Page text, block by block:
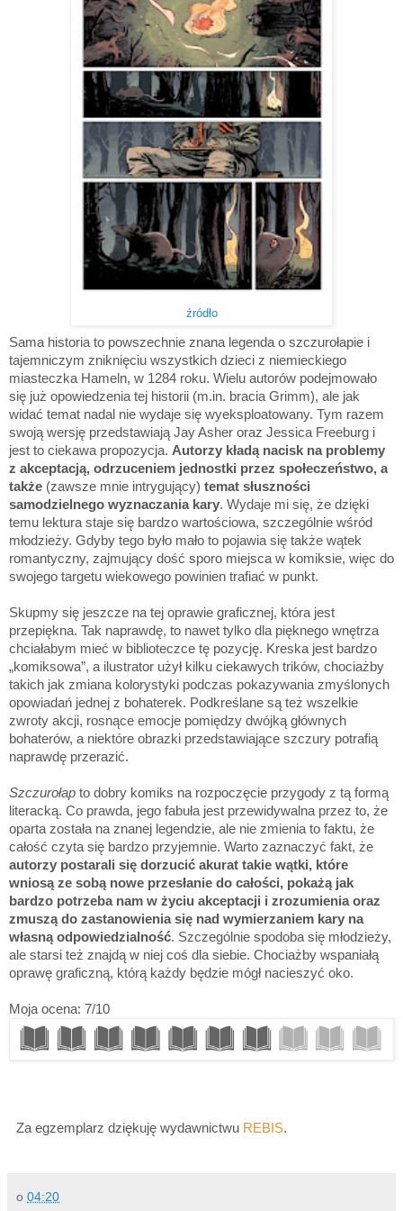
źródło
Sama historia to powszechnie znana legenda o szczurołapie i
tajemniczym zniknięciu wszystkich dzieci z niemieckiego
miasteczka Hameln, w 1284 roku. Wielu autorów podejmowało
się już opowiedzenia tej historii (m.in. bracia Grimm), ale jak
widać temat nadal nie wydaje się wyeksploatowany. Tym razem
swoją wersję przedstawiają Jay Asher oraz Jessica Freeburg i
jest to ciekawa propozycja. Autorzy kładą nacisk na problemy
z akceptacją, odrzuceniem jednostki przez społeczeństwo, a
także (zawsze mnie intrygujący) temat słuszności
samodzielnego wyznaczania kary. Wydaje mi się, że dzięki
temu lektura staje się bardzo wartościowa, szczególnie wśród
młodzieży. Gdyby tego było mało to pojawia się także wątek
romantyczny, zajmujący dość sporo miejsca w komiksie, więc do
swojego targetu wiekowego powinien trafiać w punkt.
Skupmy się jeszcze na tej oprawie graficznej, która jest
przepiękna. Tak naprawdę, to nawet tylko dla pięknego wnętrza
chciałabym mieć w biblioteczce tę pozycję. Kreska jest bardzo
„komiksowa”, a ilustrator użył kilku ciekawych trików, chociażby
takich jak zmiana kolorystyki podczas pokazywania zmyślonych
opowiadań jednej z bohaterek. Podkreślane są też wszelkie
zwroty akcji, rosnące emocje pomiędzy dwójką głównych
bohaterów, a niektóre obrazki przedstawiające szczury potrafią
naprawdę przerazić.
Szczurołap to dobry komiks na rozpoczęcie przygody z tą formą
literacką. Co prawda, jego fabuła jest przewidywalna przez to, że
oparta została na znanej legendzie, ale nie zmienia to faktu, że
całość czyta się bardzo przyjemnie. Warto zaznaczyć fakt, że
autorzy postarali się dorzucić akurat takie wątki, które
wniosą ze sobą nowe przesłanie do całości, pokażą jak
bardzo potrzeba nam w życiu akceptacji i zrozumienia oraz
zmuszą do zastanowienia się nad wymierzaniem kary na
własną odpowiedzialność. Szczególnie spodoba się młodzieży,
ale starsi też znajdą w niej coś dla siebie. Chociażby wspaniałą
oprawę graficzną, którą każdy będzie mógł nacieszyć oko.
Moja ocena: 7/10
Za egzemplarz dziękuję wydawnictwu REBIS.
o 04:20